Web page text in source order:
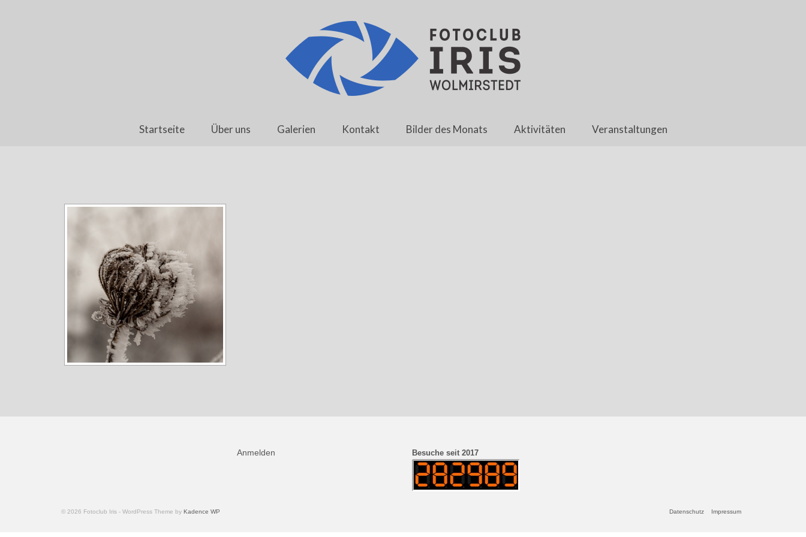
Startseite Über uns Galerien Kontakt Bilder des Monats Aktivitäten Veranstaltungen
Anmelden Besuche seit 2017
Datenschutz Impressum
© 2026 Fotoclub Iris - WordPress Theme by Kadence WP